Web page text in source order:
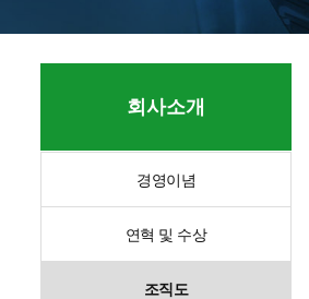
회사소개
경영이념
연혁 및 수상
조직도